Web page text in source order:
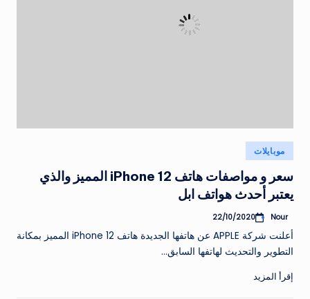
نُشر
في
موبايلات
سعر و مواصفات هاتف iPhone 12 المميز والذي
يعتبر أحدث هواتف ابل
تمّ
بواسطة
Nour
22/10/2020
أعلنت شركة APPLE عن هاتفها الجديدة هاتف iPhone 12 المميز بمكانة
التطوير والتحديث لهاتفها السابق…
إقرأ المزيد